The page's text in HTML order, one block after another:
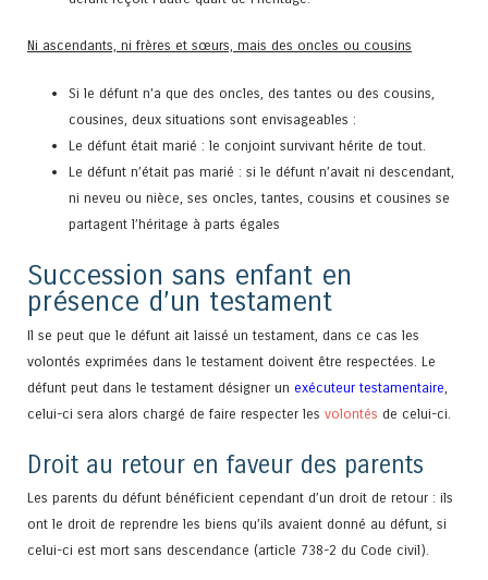
Ni ascendants, ni frères et sœurs, mais des oncles ou cousins
Si le défunt n’a que des oncles, des tantes ou des cousins,
cousines, deux situations sont envisageables :
Le défunt était marié : le conjoint survivant hérite de tout.
Le défunt n’était pas marié : si le défunt n’avait ni descendant,
ni neveu ou nièce, ses oncles, tantes, cousins et cousines se
partagent l’héritage à parts égales
Succession sans enfant en
présence d’un testament
Il se peut que le défunt ait laissé un testament, dans ce cas les
volontés exprimées dans le testament doivent être respectées. Le
défunt peut dans le testament désigner un exécuteur testamentaire,
celui-ci sera alors chargé de faire respecter les volontés de celui-ci.
Droit au retour en faveur des parents
Les parents du défunt bénéficient cependant d’un droit de retour : ils
ont le droit de reprendre les biens qu’ils avaient donné au défunt, si
celui-ci est mort sans descendance (article 738-2 du Code civil).